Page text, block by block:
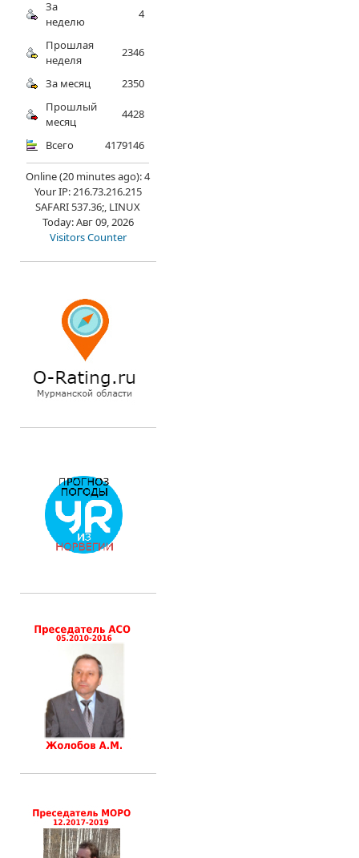
За
неделю
4
Прошлая
неделя
2346
За месяц
2350
Прошлый
месяц
4428
Всего 4179146
Online (20 minutes ago): 4
Your IP: 216.73.216.215
SAFARI 537.36;, LINUX
Today: Авг 09, 2026
Visitors Counter